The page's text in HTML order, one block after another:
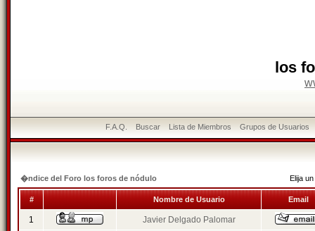
los
F.A.Q. Buscar Lista de Miembros Grupos de Usuarios
�ndice del Foro los foros de nódulo Elija
# Nombre de Usuario Email
1 Javier Delgado Palomar